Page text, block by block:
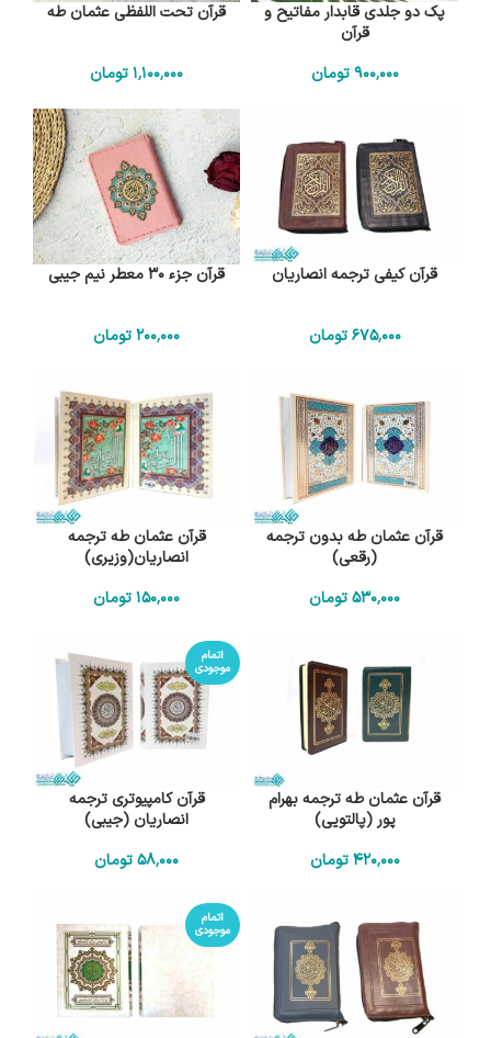
پک دو جلدی قابدار مفاتیح و
قرآن
900٬000 تومان
قرآن تحت اللفظی عثمان طه
1٬100٬000تومان
قرآن کیفی ترجمه انصاریان
675٬000 تومان
قرآن جزء 30 معطر نیم جیبی
200٬000تومان
قرآن عثمان طه بدون ترجمه
(رقعی)
530٬000تومان
قرآن عثمان طه ترجمه
انصاریان(وزیری)
150٬000تومان
قرآن عثمان طه ترجمه بهرام
پور (پالتویی)
420٬000 تومان
اتمام
موجودی
قرآن کامپیوتری ترجمه
انصاریان (جیبی)
58٬000تومان
اتمام
موجودی